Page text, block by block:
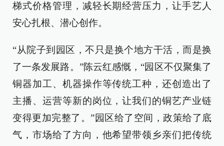
梯式价格管理，减轻长期经营压力，让手艺人
安心扎根、潜心创作。
“从院子到园区，不只是换个地方干活，而是换
了一条发展路。”陈云红感慨，“园区不仅聚集了
铜器加工、机器操作等传统工种，还创造出了
主播、运营等新的岗位，让我们的铜艺产业链
变得更加完整了。”园区给了空间，政策给了底
气，市场给了方向，他希望带领乡亲们把传统